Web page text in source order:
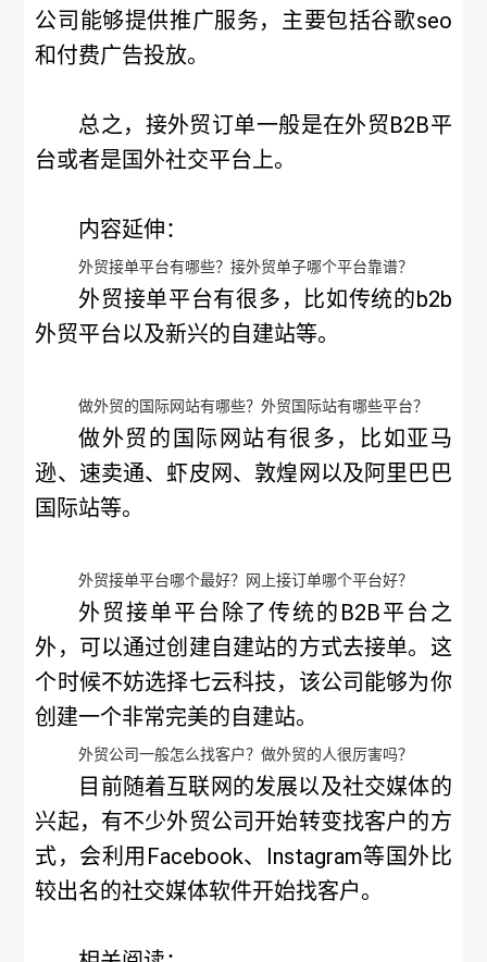
公司能够提供推广服务，主要包括谷歌seo
和付费广告投放。
总之，接外贸订单一般是在外贸B2B平
台或者是国外社交平台上。
内容延伸：
外贸接单平台有哪些？接外贸单子哪个平台靠谱？
外贸接单平台有很多，比如传统的b2b
外贸平台以及新兴的自建站等。
做外贸的国际网站有哪些？外贸国际站有哪些平台？
做外贸的国际网站有很多，比如亚马
逊、速卖通、虾皮网、敦煌网以及阿里巴巴
国际站等。
外贸接单平台哪个最好？网上接订单哪个平台好？
外贸接单平台除了传统的B2B平台之
外，可以通过创建自建站的方式去接单。这
个时候不妨选择七云科技，该公司能够为你
创建一个非常完美的自建站。
外贸公司一般怎么找客户？做外贸的人很厉害吗？
目前随着互联网的发展以及社交媒体的
兴起，有不少外贸公司开始转变找客户的方
式，会利用Facebook、Instagram等国外比
较出名的社交媒体软件开始找客户。